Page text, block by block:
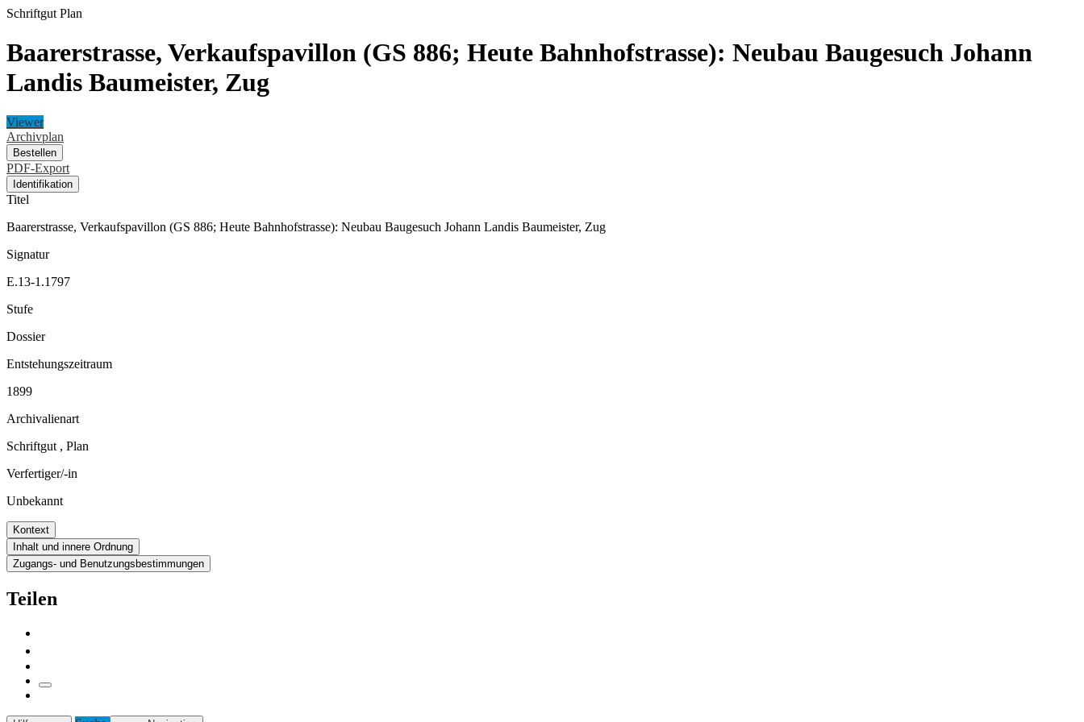
Schriftgut Plan
Baarerstrasse, Verkaufspavillon (GS 886; Heute Bahnhofstrasse): Neubau Baugesuch Johann
Landis Baumeister, Zug
Viewer
Archivplan
Bestellen
PDF-Export
Identifikation
Titel
Baarerstrasse, Verkaufspavillon (GS 886; Heute Bahnhofstrasse): Neubau Baugesuch Johann Landis Baumeister, Zug
Signatur
E.13-1.1797
Stufe
Dossier
Entstehungszeitraum
1899
Archivalienart
Schriftgut , Plan
Verfertiger/-in
Unbekannt
Kontext
Inhalt und innere Ordnung
Zugangs- und Benutzungsbestimmungen
Teilen